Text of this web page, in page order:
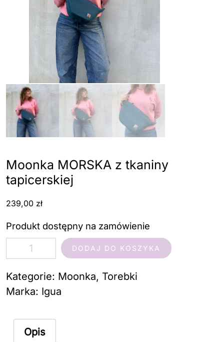
Moonka MORSKA z tkaniny
tapicerskiej
239,00 zł
Produkt dostępny na zamówienie
Moonka
MORSKA
z
tapicerskiej
DODAJ DO KOSZYKA
Kategorie: Moonka, Torebki
Marka: Igua
Opis